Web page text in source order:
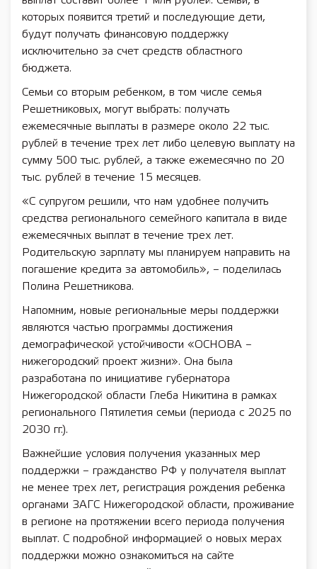
которых появится третий и последующие дети,
будут получать финансовую поддержку
исключительно за счет средств областного
бюджета.
Семьи со вторым ребенком, в том числе семья
Решетниковых, могут выбрать: получать
ежемесячные выплаты в размере около 22 тыс.
рублей в течение трех лет либо целевую выплату на
сумму 500 тыс. рублей, а также ежемесячно по 20
тыс. рублей в течение 15 месяцев.
«С супругом решили, что нам удобнее получить
средства регионального семейного капитала в виде
ежемесячных выплат в течение трех лет.
Родительскую зарплату мы планируем направить на
погашение кредита за автомобиль», – поделилась
Полина Решетникова.
Напомним, новые региональные меры поддержки
являются частью программы достижения
демографической устойчивости «ОСНОВА –
нижегородский проект жизни». Она была
разработана по инициативе губернатора
Нижегородской области Глеба Никитина в рамках
регионального Пятилетия семьи (периода с 2025 по
2030 гг.).
Важнейшие условия получения указанных мер
поддержки – гражданство РФ у получателя выплат
не менее трех лет, регистрация рождения ребенка
органами ЗАГС Нижегородской области, проживание
в регионе на протяжении всего периода получения
выплат. С подробной информацией о новых мерах
поддержки можно ознакомиться на сайте